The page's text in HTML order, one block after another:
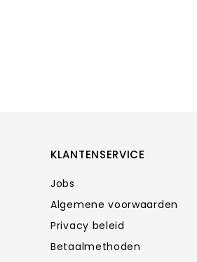
KLANTENSERVICE
Jobs
Algemene voorwaarden
Privacy beleid
Betaalmethoden